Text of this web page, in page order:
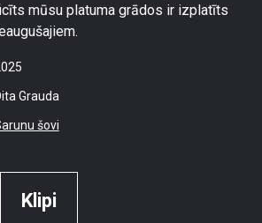
mūsu platuma grādos ir izplatīts
Grauda
šovi
Klipi